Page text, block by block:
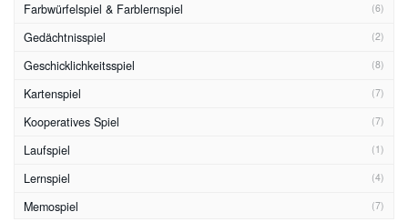
Farbwürfelspiel & Farblernspiel (6)
Gedächtnisspiel (2)
Geschicklichkeitsspiel (8)
Kartenspiel (7)
Kooperatives Spiel (7)
Laufspiel (1)
Lernspiel (4)
Memospiel (7)